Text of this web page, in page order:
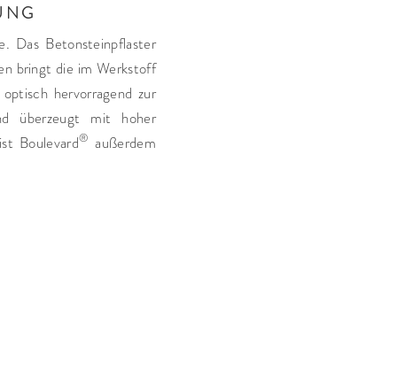
Das Betonsteinpflaster
bringt die im Werkstoff
hervorragend zur
überzeugt mit hoher
Boulevard® außerdem